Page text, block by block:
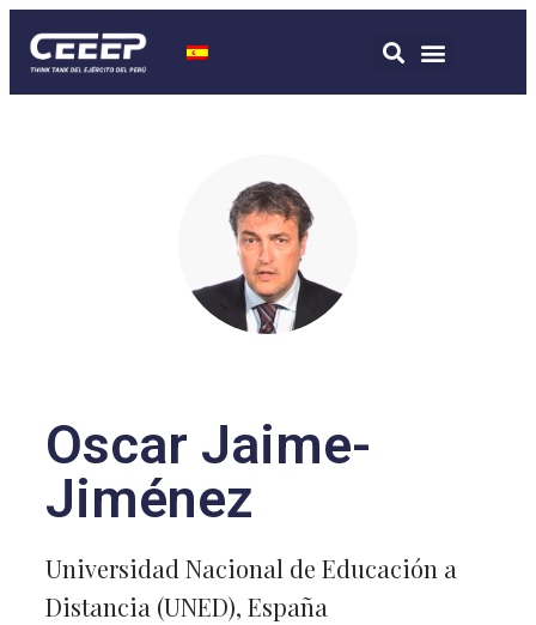
Oscar Jaime-
Jiménez
Universidad Nacional de Educación a
Distancia (UNED), España